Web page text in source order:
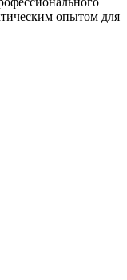
опытом для